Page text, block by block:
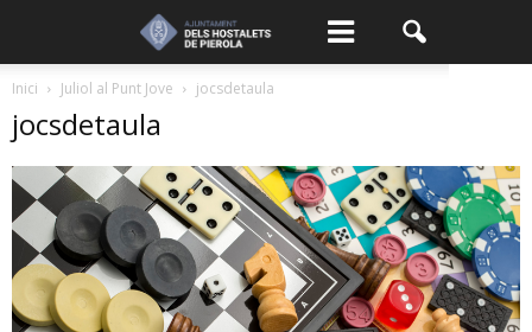
Inici Juliol al Punt Jove jocsdetaula
jocsdetaula